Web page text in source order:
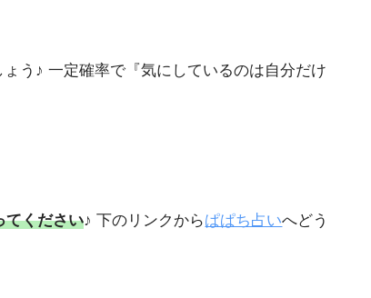
う♪ 一定確率で『気にしているのは自分だけ
てください♪ 下のリンクからぱぱち占いへどう